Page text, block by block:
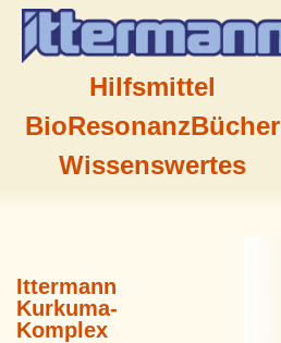
Hilfsmittel
BioResonanzBücher
Wissenswertes
Ittermann
Kurkuma-
Komplex